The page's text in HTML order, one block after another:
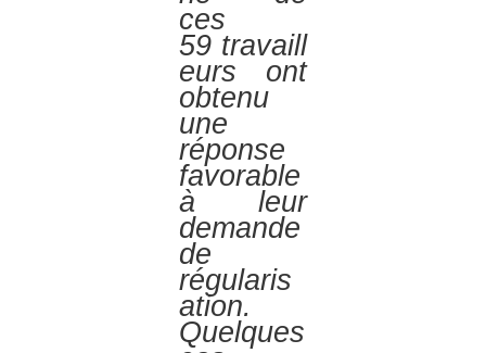
ces
59 travaill
eurs ont
obtenu
une
réponse
favorable
à leur
demande
de
régularis
ation.
Quelques